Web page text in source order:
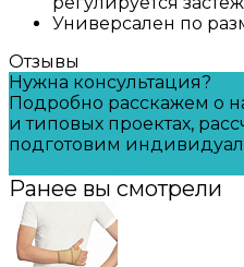
Универсален по
Отзывы
Нужна консультация?
Подробно расскажем о
и типовых проектах,
подготовим
Ранее вы смотрели